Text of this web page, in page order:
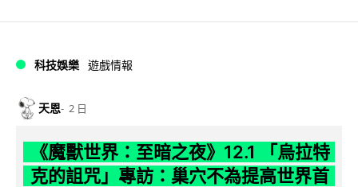
科技娛樂 遊戲情報
天恩 2 日
《魔獸世界：至暗之夜》12.1 「烏拉特
克的詛咒」專訪：巢穴不為提高世界首